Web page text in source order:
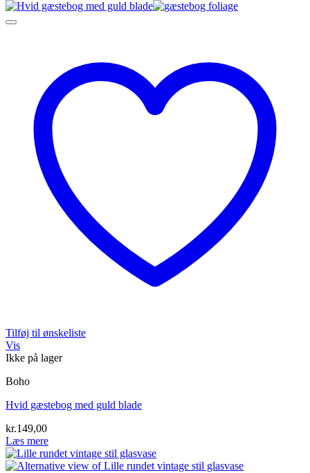
Tilføj til ønskeliste
Vis
Ikke på lager
Boho
Hvid gæstebog med guld blade
kr.149,00
Læs mere